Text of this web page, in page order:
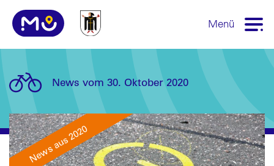
Menü
News vom 30. Oktober 2020
News aus 2020